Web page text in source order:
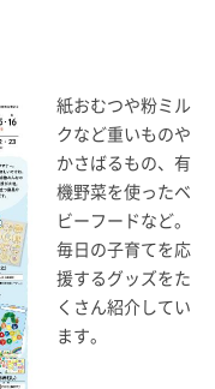
紙おむつや粉ミル
クなど重いものや
かさばるもの、有
機野菜を使ったベ
ビーフードなど。
毎日の子育てを応
援するグッズをた
くさん紹介してい
ます。